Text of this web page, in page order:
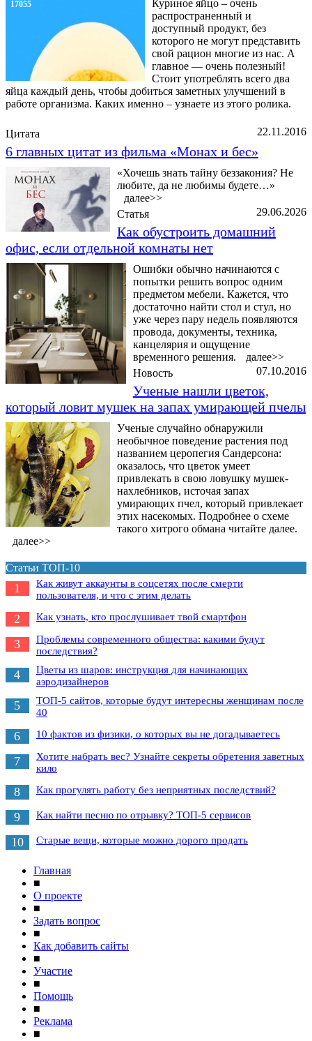
17055
Куриное яйцо – очень
распространенный и
доступный продукт, без
которого не могут представить
свой рацион многие из нас. А
главное — очень полезный!
Стоит употреблять всего два
яйца каждый день, чтобы добиться заметных улучшений в
работе организма. Каких именно – узнаете из этого ролика.
22.11.2016
Цитата
6 главных цитат из фильма «Монах и бес»
«Хочешь знать тайну беззакония? Не
любите, да не любимы будете…»
далее>>
29.06.2026
Статья
Как обустроить домашний
офис, если отдельной комнаты нет
Ошибки обычно начинаются с
попытки решить вопрос одним
предметом мебели. Кажется, что
достаточно найти стол и стул, но
уже через пару недель появляются
провода, документы, техника,
канцелярия и ощущение
временного решения.
далее>>
07.10.2016
Новость
Ученые нашли цветок,
который ловит мушек на запах умирающей пчелы
Ученые случайно обнаружили
необычное поведение растения под
названием церопегия Сандерсона:
оказалось, что цветок умеет
привлекать в свою ловушку мушек-
нахлебников, источая запах
умирающих пчел, который привлекает
этих насекомых. Подробнее о схеме
такого хитрого обмана читайте далее.
далее>>
Статьи ТОП-10
1
Как живут аккаунты в соцсетях после смерти
пользователя, и что с этим делать
2 Как узнать, кто прослушивает твой смартфон
3
Проблемы современного общества: какими будут
последствия?
4
Цветы из шаров: инструкция для начинающих
аэродизайнеров
5
ТОП-5 сайтов, которые будут интересны женщинам после
40
6 10 фактов из физики, о которых вы не догадываетесь
7
Хотите набрать вес? Узнайте секреты обретения заветных
кило
8 Как прогулять работу без неприятных последствий?
9 Как найти песню по отрывку? ТОП-5 сервисов
10 Старые вещи, которые можно дорого продать
Главная
■
О проекте
■
Задать вопрос
■
Как добавить сайты
■
Участие
■
Помощь
■
Реклама
■